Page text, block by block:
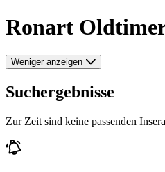
Ronart
Weniger anzeigen
Suchergebnisse
Zur Zeit sind keine passenden